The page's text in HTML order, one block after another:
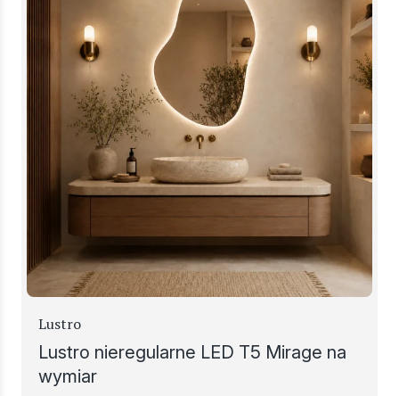
Lustro
Lustro nieregularne LED T5 Mirage na
wymiar